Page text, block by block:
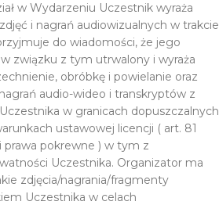
w Wydarzeniu Uczestnik wyraża
i nagrań audiowizualnych w trakcie
do wiadomości, że jego
związku z tym utrwalony i wyraża
obróbkę i powielanie oraz
audio-wideo i transkryptów z
w granicach dopuszczalnych
ustawowej licencji ( art. 81
prawa pokrewne ) w tym z
Uczestnika. Organizator ma
zdjęcia/nagrania/fragmenty
Uczestnika w celach